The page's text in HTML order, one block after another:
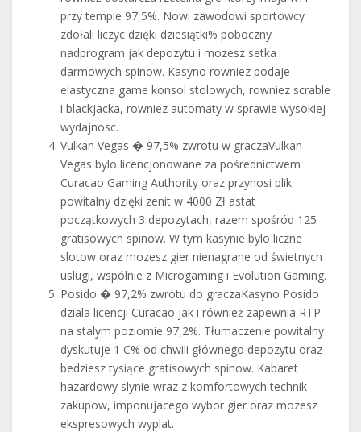
przy tempie 97,5%. Nowi zawodowi sportowcy
zdołali liczyc dzięki dziesiątki% poboczny
nadprogram jak depozytu i mozesz setka
darmowych spinow. Kasyno rowniez podaje
elastyczna game konsol stolowych, rowniez scrable
i blackjacka, rowniez automaty w sprawie wysokiej
wydajnosc.
Vulkan Vegas � 97,5% zwrotu w graczaVulkan
Vegas bylo licencjonowane za pośrednictwem
Curacao Gaming Authority oraz przynosi plik
powitalny dzięki zenit w 4000 Zł astat
początkowych 3 depozytach, razem spośród 125
gratisowych spinow. W tym kasynie bylo liczne
slotow oraz mozesz gier nienagrane od świetnych
uslugi, wspólnie z Microgaming i Evolution Gaming.
Posido � 97,2% zwrotu do graczaKasyno Posido
dziala licencji Curacao jak i również zapewnia RTP
na stalym poziomie 97,2%. Tłumaczenie powitalny
dyskutuje 1 C% od chwili głównego depozytu oraz
bedziesz tysiące gratisowych spinow. Kabaret
hazardowy slynie wraz z komfortowych technik
zakupow, imponujacego wybor gier oraz mozesz
ekspresowych wyplat.